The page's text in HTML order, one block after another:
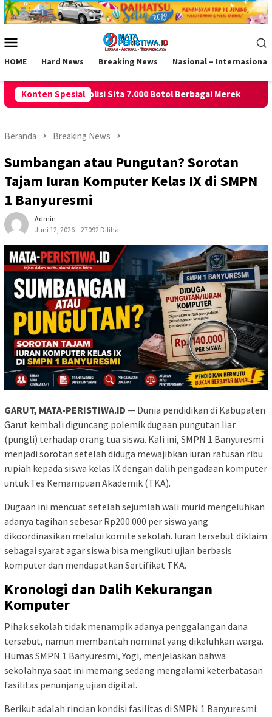
Loncat
ke
Mobile
HOME Hard News Breaking News Nasional – Internasional
Konten Spesial
Botol Berbagai Merek Ajang Kebersamaan Dan
Beranda Breaking News
Sumbangan atau Pungutan? Sorotan
Tajam Iuran Komputer Kelas IX di SMPN
1 Banyuresmi
Admin
Juni 12, 2026
27092 Dilihat
GARUT, MATA-PERISTIWA.ID — Dunia pendidikan di Kabupaten
Garut kembali diguncang polemik dugaan pungutan liar
(pungli) terhadap orang tua siswa. Kali ini, SMPN 1 Banyuresmi
menjadi sorotan setelah diduga mewajibkan iuran ratusan ribu
rupiah kepada siswa kelas IX dengan dalih pengadaan komputer
untuk Tes Kemampuan Akademik (TKA).
Dugaan ini mencuat setelah sejumlah wali murid mengeluhkan
adanya tagihan sebesar Rp200.000 per siswa yang
dikoordinasikan melalui komite sekolah. Iuran tersebut diklaim
sebagai syarat agar siswa bisa mengikuti ujian berbasis
komputer dan mendapatkan Sertifikat TKA.
Kronologi dan Dalih Kekurangan
Komputer
Pihak sekolah tidak menampik adanya penggalangan dana
tersebut, namun membantah nominal yang dikeluhkan warga.
Humas SMPN 1 Banyuresmi, Yogi, menjelaskan bahwa
sekolahnya saat ini memang sedang mengalami keterbatasan
fasilitas penunjang ujian digital.
Berikut adalah rincian kondisi fasilitas di SMPN 1 Banyuresmi: